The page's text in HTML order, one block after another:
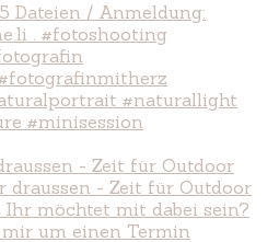
- Zeit für Outdoor